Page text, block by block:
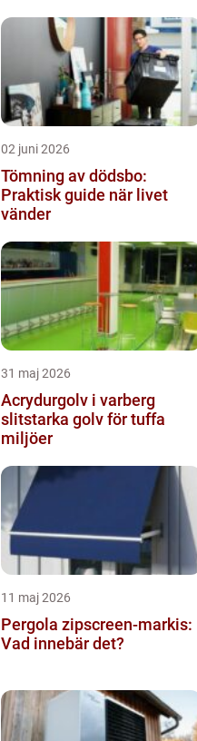
02 juni 2026
Tömning av dödsbo:
Praktisk guide när livet
vänder
31 maj 2026
Acrydurgolv i varberg
slitstarka golv för tuffa
miljöer
11 maj 2026
Pergola zipscreen-markis:
Vad innebär det?